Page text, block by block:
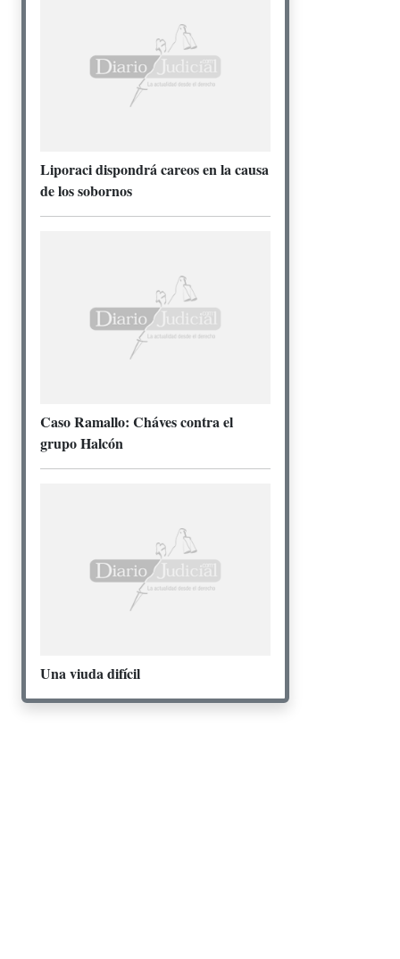
Liporaci dispondrá careos en la causa
de los sobornos
Caso Ramallo: Cháves contra el
grupo Halcón
Una viuda difícil